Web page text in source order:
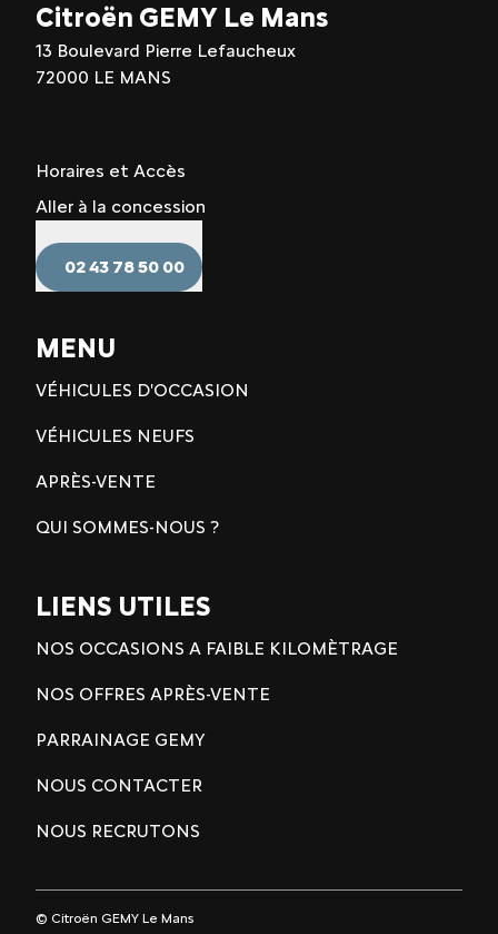
Citroën GEMY Le Mans
13 Boulevard Pierre Lefaucheux
72000 LE MANS
Horaires et Accès
Aller à la concession
02 43 78 50 00
MENU
VÉHICULES D'OCCASION
VÉHICULES NEUFS
APRÈS-VENTE
QUI SOMMES-NOUS ?
LIENS UTILES
NOS OCCASIONS A FAIBLE KILOMÈTRAGE
NOS OFFRES APRÈS-VENTE
PARRAINAGE GEMY
NOUS CONTACTER
NOUS RECRUTONS
© Citroën GEMY Le Mans